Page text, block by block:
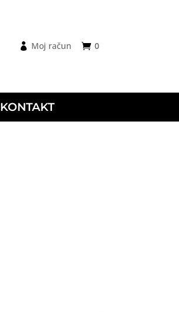
0
Moj račun
KONTAKT